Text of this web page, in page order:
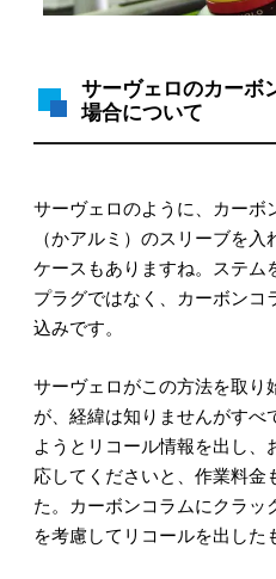
サーヴェロのカーボ
場合について
サーヴェロのように、カーボ
（かアルミ）のスリーブを
ケースもありますね。ステム
プラグではなく、カーボン
込みです。
サーヴェロがこの方法を取り
が、経緯は知りませんがすべ
ようとリコール情報を出し
応してくださいと、作業料金
た。カーボンコラムにクラッ
を考慮してリコールを出した